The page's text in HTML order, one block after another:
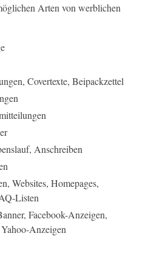
Arten von werblichen
Covertexte, Beipackzettel
Anschreiben
Websites, Homepages,
Listen
Facebook-Anzeigen,
Anzeigen